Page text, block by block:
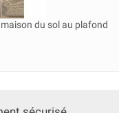
du sol au plafond